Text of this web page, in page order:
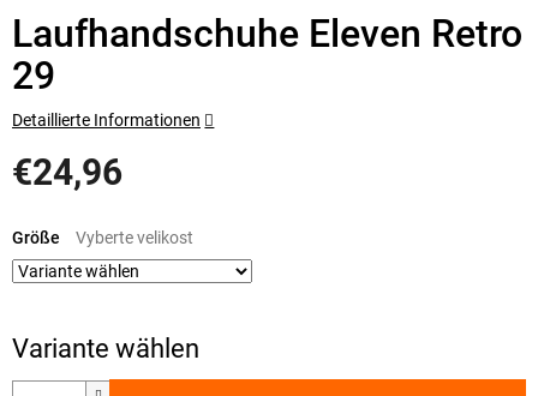
Laufhandschuhe Eleven Retro
29
€24,96
Größe
Detaillierte Informationen